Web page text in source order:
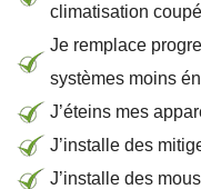
climatisation
Je remplace
systèmes moins
J’éteins mes
J’installe des
J’installe des